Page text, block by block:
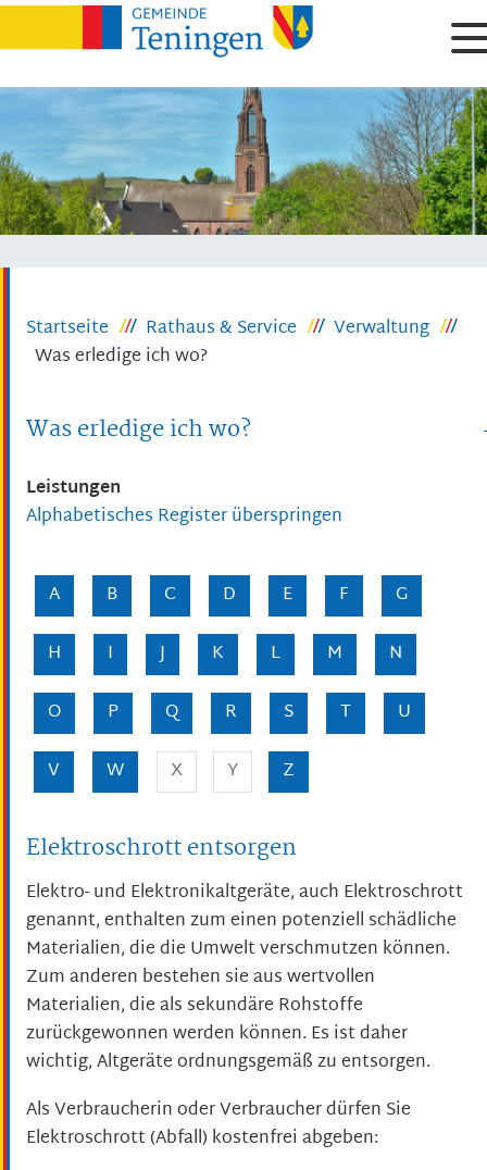
Startseite Rathaus & Service
Verwaltung
Was erledige ich wo?
Was erledige ich wo?
Leistungen
Alphabetisches Register überspringen
A B C D E F
G
H
I J K L M
N
O
P Q R S T
U
V
W X Y Z
Elektroschrott entsorgen
Elektro- und Elektronikaltgeräte, auch Elektroschrott
genannt, enthalten zum einen potenziell schädliche
Materialien, die die Umwelt verschmutzen können.
Zum anderen bestehen sie aus wertvollen
Materialien, die als sekundäre Rohstoffe
zurückgewonnen werden können. Es ist daher
wichtig, Altgeräte ordnungsgemäß zu entsorgen.
Als Verbraucherin oder Verbraucher dürfen Sie
Elektroschrott (Abfall) kostenfrei abgeben: